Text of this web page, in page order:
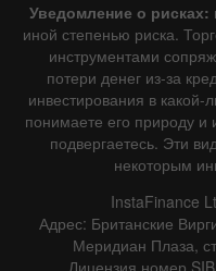
Уведомление о рисках:
иной степенью риска.
инструментами
потери денег из-за
инвестирования в
понимаете его природу и
подвергаетесь. Эти
некоторым
InstaFinance
Адрес: Британские
Меридиан Плаза,